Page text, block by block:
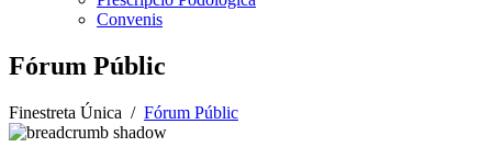
Convenis
Fórum Públic
Finestreta Única / Fórum Públic